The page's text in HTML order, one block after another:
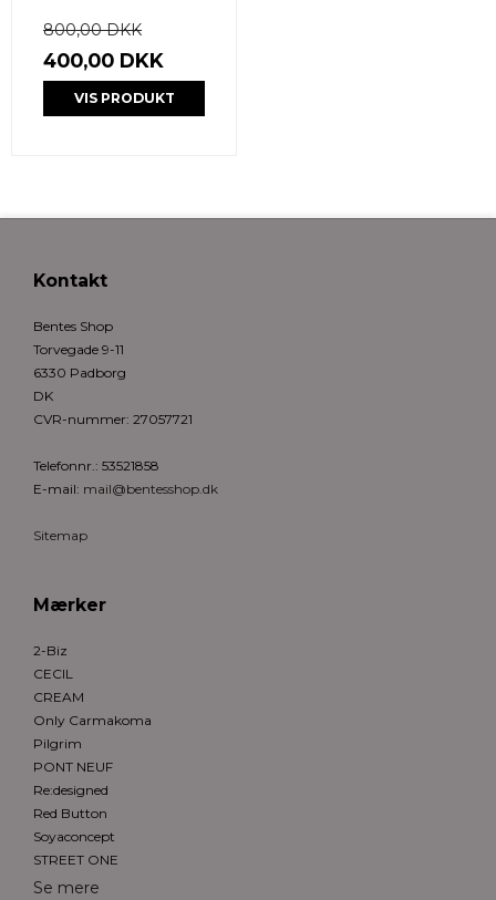
800,00 DKK
400,00 DKK
VIS PRODUKT
Kontakt
Bentes Shop
Torvegade 9-11
6330 Padborg
DK
CVR-nummer: 27057721
Telefonnr.: 53521858
E-mail: mail@bentesshop.dk
Sitemap
Mærker
2-Biz
CECIL
CREAM
Only Carmakoma
Pilgrim
PONT NEUF
Re:designed
Red Button
Soyaconcept
STREET ONE
Se mere